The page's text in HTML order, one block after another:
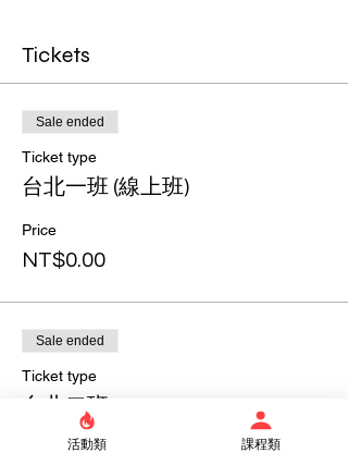
Tickets
Sale ended
Ticket type
台北一班 (線上班)
Price
NT$0.00
Sale ended
Ticket type
台北二班
活動類 課程類